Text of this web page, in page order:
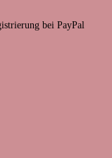
bei PayPal